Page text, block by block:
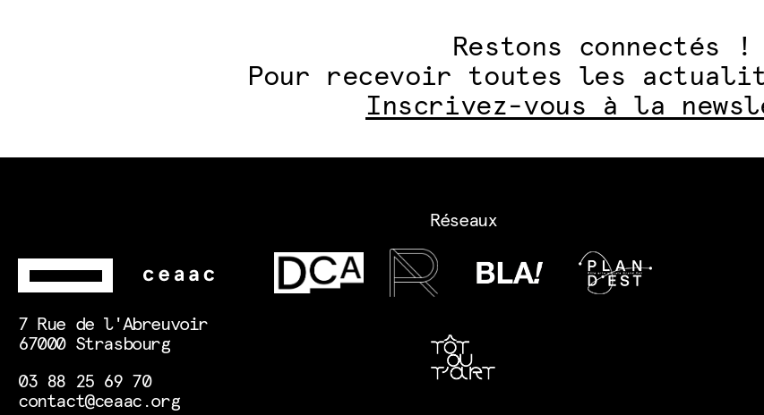
Restons connectés !
Pour recevoir toutes les
Inscrivez-vous à la
7 Rue de l'Abreuvoir
67000 Strasbourg
03 88 25 69 70
contact@ceaac.org
Réseaux